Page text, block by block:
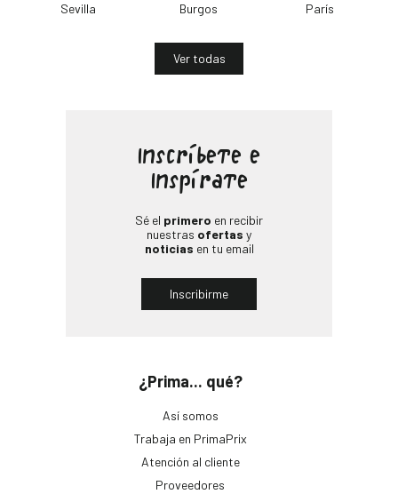
Sevilla
Burgos
París
Ver todas
¿Prima... qué?
Así somos
Trabaja en PrimaPrix
Atención al cliente
Proveedores
Inscríbete e
Inspírate
Sé el primero en recibir
nuestras ofertas y
noticias en tu email
Inscribirme